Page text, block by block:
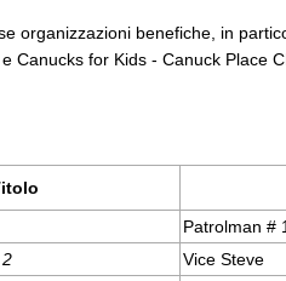
organizzazioni benefiche, in
Canucks for Kids - Canuck Place
Patrolman #
Vice Steve